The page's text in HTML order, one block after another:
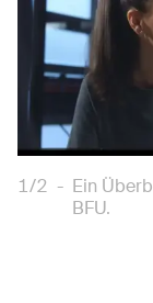
1/2 - Ein
BFU.